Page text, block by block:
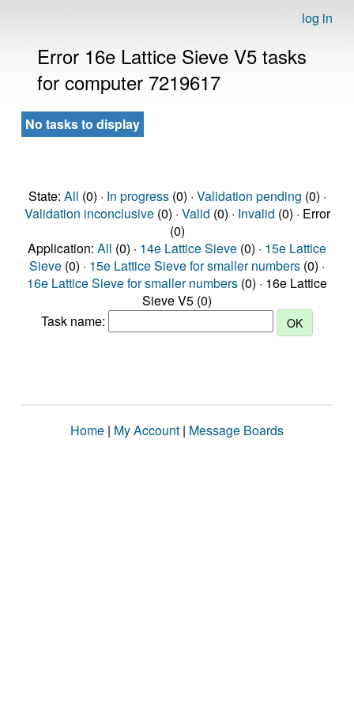
log in
Error 16e Lattice Sieve V5 tasks
for computer 7219617
No tasks to display
State: All (0) · In progress(0) · Validation pending (0) ·
Validation inconclusive(0) · Valid (0) · Invalid (0) · Error
(0)
Application: All (0) · 14e Lattice Sieve (0) · 15e Lattice
Sieve (0) · 15e Lattice Sieve for smaller numbers (0) ·
16e Lattice Sieve for smaller numbers (0) · 16e Lattice
Sieve V5 (0)
Task name:
Home | My Account | Message Boards